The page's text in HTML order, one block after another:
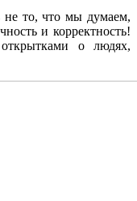
не то, что мы думаем,
и корректность!
о людях,